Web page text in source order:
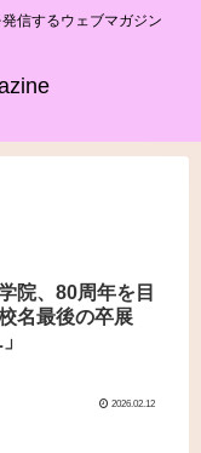
信するウェブマガジン
院、80周年を目
名最後の卒展
2026.02.12